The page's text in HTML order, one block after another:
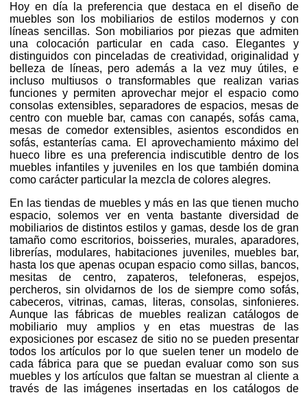
Hoy en día la preferencia que destaca en el diseño de
muebles son los mobiliarios de estilos modernos y con
líneas sencillas. Son mobiliarios por piezas que admiten
una colocación particular en cada caso. Elegantes y
distinguidos con pinceladas de creatividad, originalidad y
belleza de líneas, pero además a la vez muy útiles, e
incluso multiusos o transformables que realizan varias
funciones y permiten aprovechar mejor el espacio como
consolas extensibles, separadores de espacios, mesas de
centro con mueble bar, camas con canapés, sofás cama,
mesas de comedor extensibles, asientos escondidos en
sofás, estanterías cama. El aprovechamiento máximo del
hueco libre es una preferencia indiscutible dentro de los
muebles infantiles y juveniles en los que también domina
como carácter particular la mezcla de colores alegres.
En las tiendas de muebles y más en las que tienen mucho
espacio, solemos ver en venta bastante diversidad de
mobiliarios de distintos estilos y gamas, desde los de gran
tamaño como escritorios, boisseries, murales, aparadores,
librerías, modulares, habitaciones juveniles, muebles bar,
hasta los que apenas ocupan espacio como sillas, bancos,
mesitas de centro, zapateros, telefoneras, espejos,
percheros, sin olvidarnos de los de siempre como sofás,
cabeceros, vitrinas, camas, literas, consolas, sinfonieres.
Aunque las fábricas de muebles realizan catálogos de
mobiliario muy amplios y en etas muestras de las
exposiciones por escasez de sitio no se pueden presentar
todos los artículos por lo que suelen tener un modelo de
cada fábrica para que se puedan evaluar como son sus
muebles y los artículos que faltan se muestran al cliente a
través de las imágenes insertadas en los catálogos de